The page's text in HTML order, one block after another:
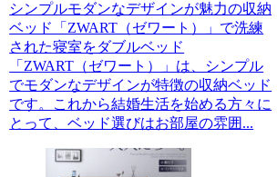
シンプルモダンなデザインが魅力の収納
ベッド「ZWART（ゼワート）」で洗練
された寝室をダブルベッド
「ZWART（ゼワート）」は、シンプル
でモダンなデザインが特徴の収納ベッド
です。これから結婚生活を始める方々に
とって、ベッド選びはお部屋の雰囲...